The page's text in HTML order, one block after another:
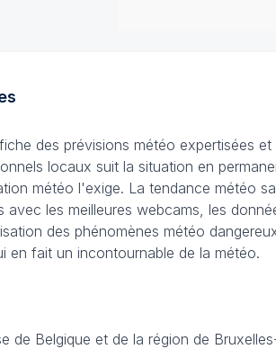
des prévisions météo expertisées et
locaux suit la situation en
météo l'exige. La tendance météo
les meilleures webcams, les
des phénomènes météo
en fait un incontournable de la météo.
de Belgique et de la région de